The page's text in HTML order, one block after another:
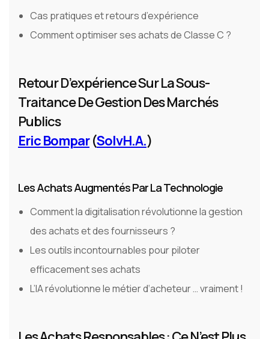
Cas pratiques et retours d’expérience
Comment optimiser ses achats de Classe C ?
Retour D’expérience Sur La Sous-
Traitance De Gestion Des Marchés
Publics
Eric Bompar(SolvH.A.)
Les Achats Augmentés Par La Technologie
Comment la digitalisation révolutionne la gestion
des achats et des fournisseurs ?
Les outils incontournables pour piloter
efficacement ses achats
L’IA révolutionne le métier d‘acheteur … vraiment !